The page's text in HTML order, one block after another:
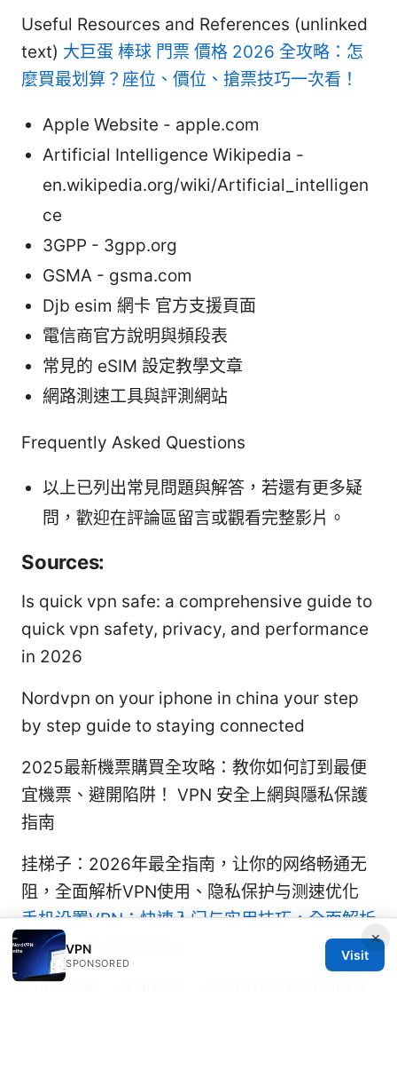
Useful Resources and References (unlinked
text) 大巨蛋 棒球 門票 價格 2026 全攻略：怎
麼買最划算？座位、價位、搶票技巧一次看！
Apple Website - apple.com
Artificial Intelligence Wikipedia -
en.wikipedia.org/wiki/Artificial_intelligen
ce
3GPP - 3gpp.org
GSMA - gsma.com
Djb esim 網卡 官方支援頁面
電信商官方說明與頻段表
常見的 eSIM 設定教學文章
網路測速工具與評測網站
Frequently Asked Questions
以上已列出常見問題與解答，若還有更多疑
問，歡迎在評論區留言或觀看完整影片。
Sources:
Is quick vpn safe: a comprehensive guide to
quick vpn safety, privacy, and performance
in 2026
Nordvpn on your iphone in china your step
by step guide to staying connected
2025最新機票購買全攻略：教你如何訂到最便
宜機票、避開陷阱！ VPN 安全上網與隱私保護
指南
挂梯子：2026年最全指南，让你的网络畅通无
阻，全面解析VPN使用、隐私保护与测速优化
手机设置VPN：快速入门与实用技巧，全面解析
在各大平台的配置要点
Clash配置：全面指南、实用技巧与常见问题解
×
VPN
SPONSORED
Visit